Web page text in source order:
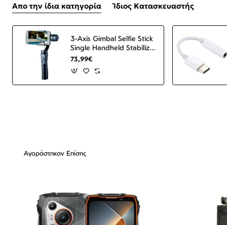
Απο την ίδια κατηγορία Ίδιος Κατασκευαστής
3-Axis Gimbal Selfie Stick
Single Handheld Stabilizer
for Phone Gimbal
ΟΕΜ
73,99€
Αγοράστηκαν Επίσης